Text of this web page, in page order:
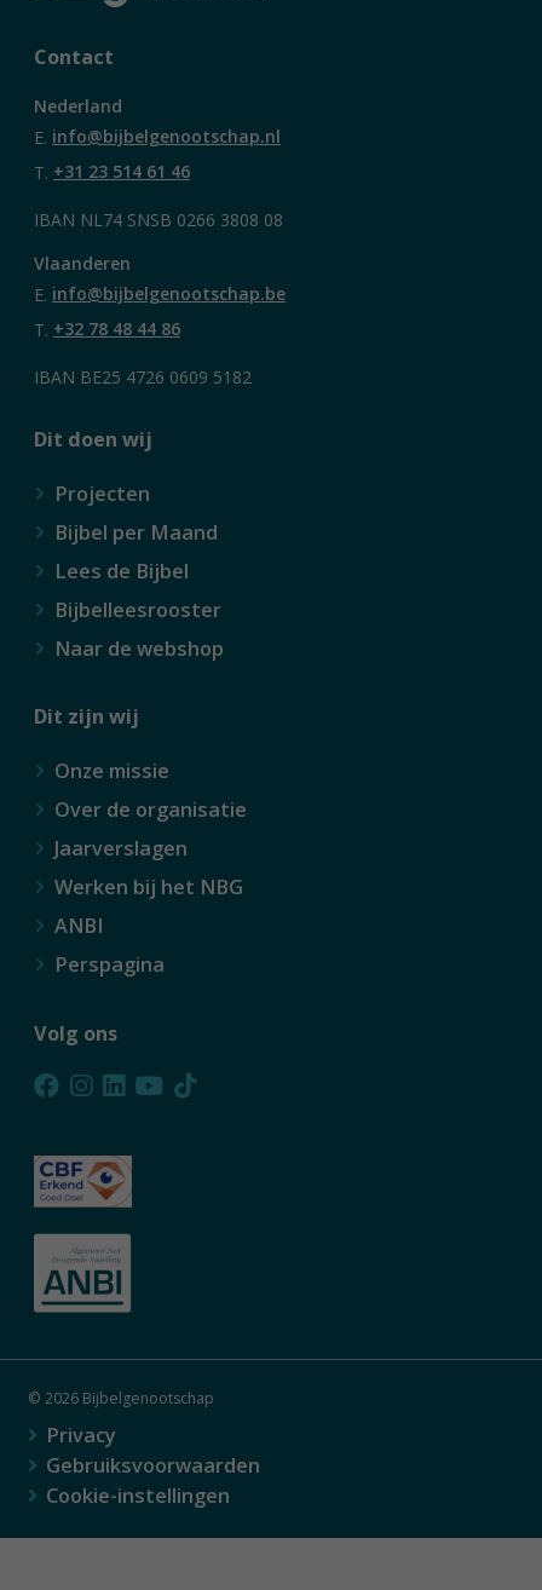
Contact
Nederland
E. info@bijbelgenootschap.nl
T. +31 23 514 61 46
IBAN NL74 SNSB 0266 3808 08
Vlaanderen
E. info@bijbelgenootschap.be
T. +32 78 48 44 86
IBAN BE25 4726 0609 5182
Dit doen wij
Projecten
Bijbel per Maand
Lees de Bijbel
Bijbelleesrooster
Naar de webshop
Dit zijn wij
Onze missie
Over de organisatie
Jaarverslagen
Werken bij het NBG
ANBI
Perspagina
Volg ons
© 2026 Bijbelgenootschap
Privacy
Gebruiksvoorwaarden
Cookie-instellingen